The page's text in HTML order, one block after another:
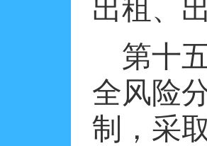
出租、
第十
全风险
制，采